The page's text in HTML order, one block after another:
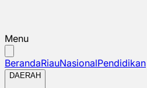
Menu
BerandaRiauNasionalPendidikan
DAERAH